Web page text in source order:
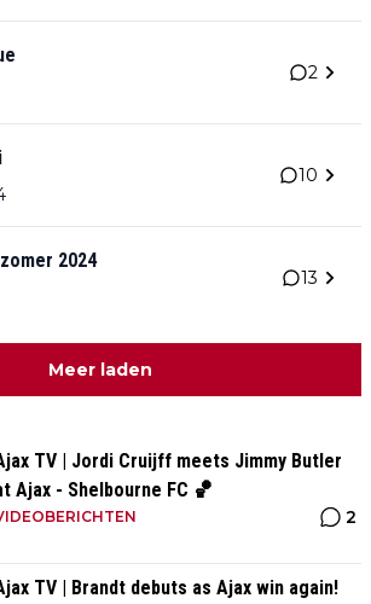
2
10
2024
13
Meer laden
TV | Jordi Cruijff meets Jimmy Butler
Ajax - Shelbourne FC 🏀
2
TV | Brandt debuts as Ajax win again!